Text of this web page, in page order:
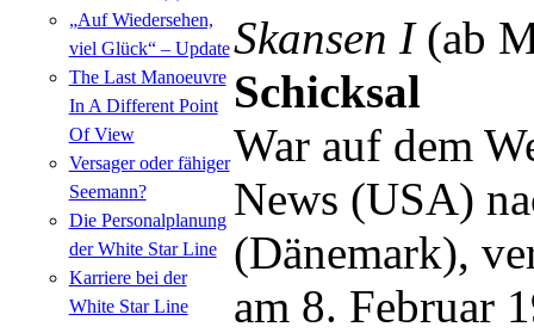
„Auf Wiedersehen,
viel Glück“ – Update
The Last Manoeuvre
In A Different Point
Of View
Versager oder fähiger
Seemann?
Die Personalplanung
der White Star Line
Karriere bei der
White Star Line
Skansen I(ab
Schicksal
War auf dem
News (USA)
(Dänemark),
am 8. Februar